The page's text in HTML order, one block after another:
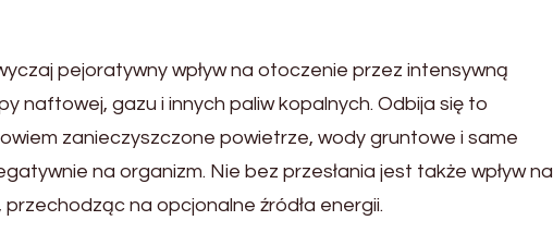
pejoratywny wpływ na otoczenie przez intensywną
naftowej, gazu i innych paliw kopalnych. Odbija się to
zanieczyszczone powietrze, wody gruntowe i same
na organizm. Nie bez przesłania jest także wpływ na
na opcjonalne źródła energii.